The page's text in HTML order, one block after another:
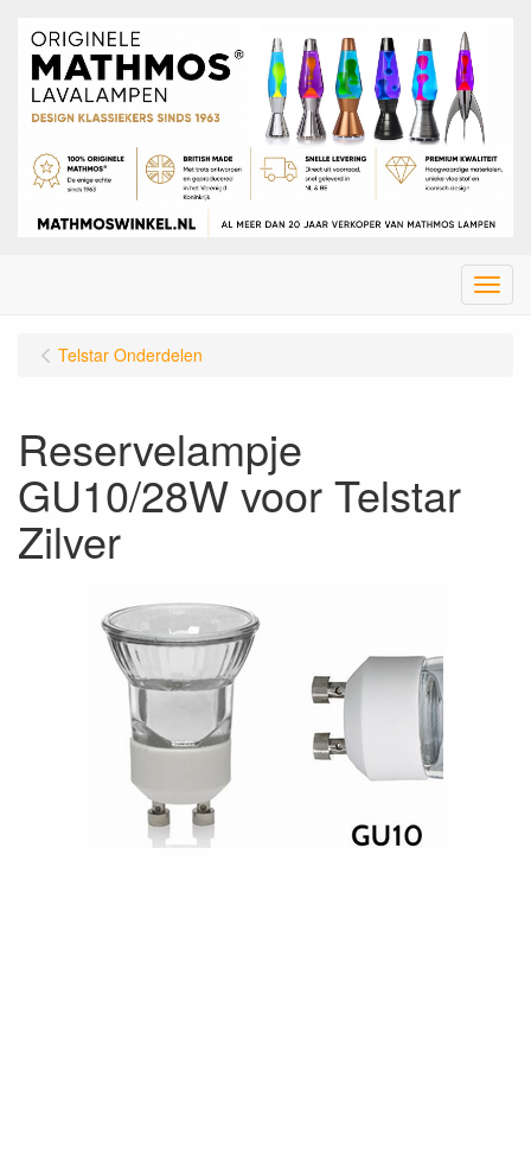
Menu
Telstar Onderdelen
Reservelampje
GU10/28W voor Telstar
Zilver